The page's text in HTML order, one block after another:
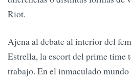
Riot.
Ajena al debate al interior del
Estrella, la escort del prime time
trabajo. En el inmaculado